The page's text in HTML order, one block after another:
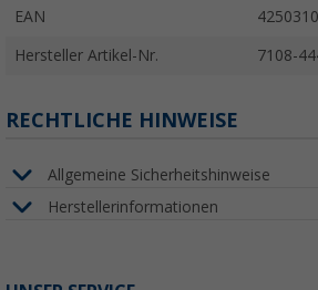
EAN
Hersteller Artikel-Nr. 7108-
RECHTLICHE HINWEISE
Allgemeine Sicherheitshinweise
Herstellerinformationen